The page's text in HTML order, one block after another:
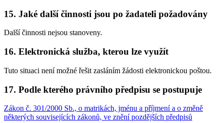
15. Jaké další činnosti jsou po žadateli požadovány
Další činnosti nejsou stanoveny.
16. Elektronická služba, kterou lze využít
Tuto situaci není možné řešit zasláním žádosti elektronickou poštou.
17. Podle kterého právního předpisu se postupuje
Zákon č. 301/2000 Sb., o matrikách, jménu a příjmení a o změně
některých souvisejících zákonů, ve znění pozdějších předpisů